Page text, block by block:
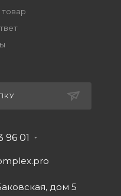
товар
96 01
дом 5